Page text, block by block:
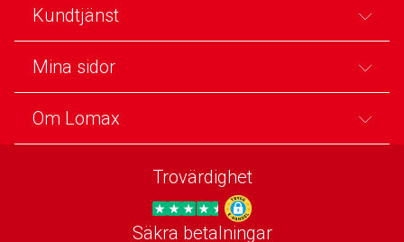
Kundtjänst
Mina sidor
Om Lomax
Trovärdighet
Trygg E-handel
Säkra betalningar